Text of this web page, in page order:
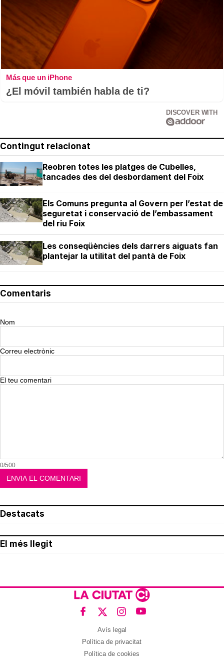
Más que un iPhone
¿El móvil también habla de ti?
DISCOVER WITH
Contingut relacionat
Reobren totes les platges de Cubelles,
tancades des del desbordament del Foix
Els Comuns pregunta al Govern per l’estat de
seguretat i conservació de l’embassament
del riu Foix
Les conseqüències dels darrers aiguats fan
plantejar la utilitat del pantà de Foix
Comentaris
Nom
Correu electrònic
El teu comentari
0/500
Destacats
El més llegit
Avís legal
Política de privacitat
Política de cookies